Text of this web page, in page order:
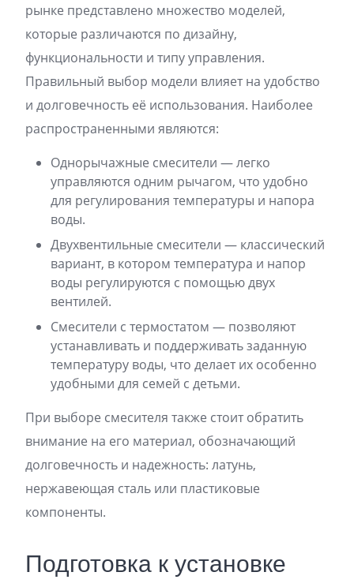
рынке представлено множество моделей,
которые различаются по дизайну,
функциональности и типу управления.
Правильный выбор модели влияет на удобство
и долговечность её использования. Наиболее
распространенными являются:
Однорычажные смесители — легко
управляются одним рычагом, что удобно
для регулирования температуры и напора
воды.
Двухвентильные смесители — классический
вариант, в котором температура и напор
воды регулируются с помощью двух
вентилей.
Смесители с термостатом — позволяют
устанавливать и поддерживать заданную
температуру воды, что делает их особенно
удобными для семей с детьми.
При выборе смесителя также стоит обратить
внимание на его материал, обозначающий
долговечность и надежность: латунь,
нержавеющая сталь или пластиковые
компоненты.
Подготовка к установке